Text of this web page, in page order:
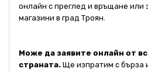
онлайн с преглед и връщане или
магазини в град Троян.
Може да заявите онлайн от
страната. Ще изпратим с бърза